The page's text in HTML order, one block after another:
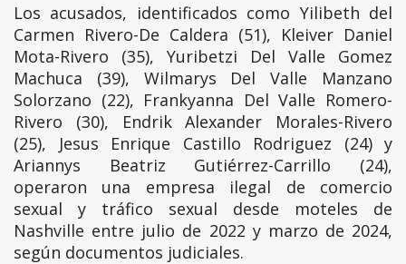
Los acusados, identificados como Yilibeth del
Carmen Rivero-De Caldera (51), Kleiver Daniel
Mota-Rivero (35), Yuribetzi Del Valle Gomez
Machuca (39), Wilmarys Del Valle Manzano
Solorzano (22), Frankyanna Del Valle Romero-
Rivero (30), Endrik Alexander Morales-Rivero
(25), Jesus Enrique Castillo Rodriguez (24) y
Ariannys Beatriz Gutiérrez-Carrillo (24),
operaron una empresa ilegal de comercio
sexual y tráfico sexual desde moteles de
Nashville entre julio de 2022 y marzo de 2024,
según documentos judiciales.